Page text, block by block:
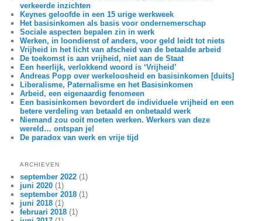
verkeerde inzichten
Keynes geloofde in een 15 urige werkweek
Het basisinkomen als basis voor ondernemerschap
Sociale aspecten bepalen zin in werk
Werken, in loondienst of anders, voor geld leidt tot niets
Vrijheid in het licht van afscheid van de betaalde arbeid
De toekomst is aan vrijheid, niet aan de Staat
Een heerlijk, verlokkend woord is ‘Vrijheid’
Andreas Popp over werkeloosheid en basisinkomen [duits]
Liberalisme, Paternalisme en het Basisinkomen
Arbeid, een eigenaardig fenomeen
Een basisinkomen bevordert de individuele vrijheid en een
betere verdeling van betaald en onbetaald werk
Niemand zou ooit moeten werken. Werkers van deze
wereld… ontspan je!
De paradox van werk en vrije tijd
ARCHIEVEN
september 2022 (1)
juni 2020 (1)
september 2018 (1)
juni 2018 (1)
februari 2018 (1)